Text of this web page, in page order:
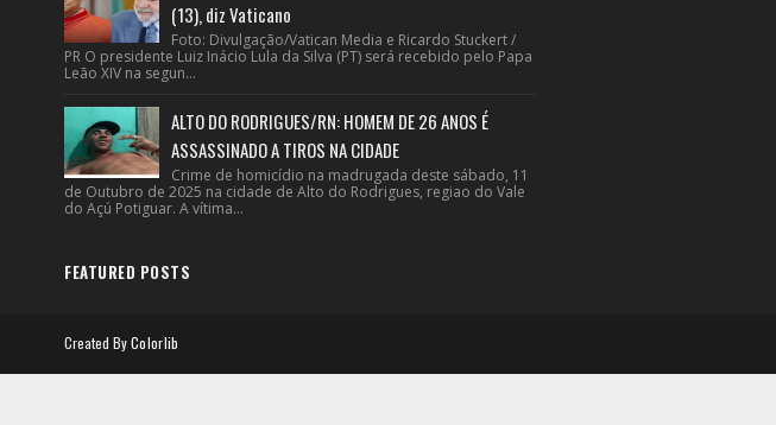
(13), diz Vaticano
Foto: Divulgação/Vatican Media e Ricardo Stuckert /
PR O presidente Luiz Inácio Lula da Silva (PT) será recebido pelo Papa
Leão XIV na segun...
ALTO DO RODRIGUES/RN: HOMEM DE 26 ANOS É
ASSASSINADO A TIROS NA CIDADE
Crime de homicídio na madrugada deste sábado, 11
de Outubro de 2025 na cidade de Alto do Rodrigues, regiao do Vale
do Açú Potiguar. A vítima...
FEATURED POSTS
Created ByColorlib